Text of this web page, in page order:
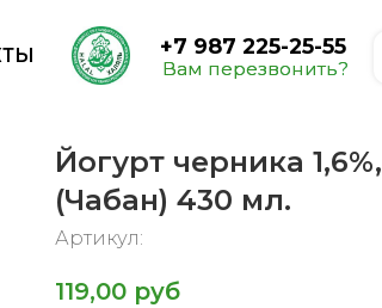
+7 987 225-25-55
Вам перезвонить?
Йогурт черника 1,6%,
(Чабан) 430 мл.
Артикул:
119,00 руб